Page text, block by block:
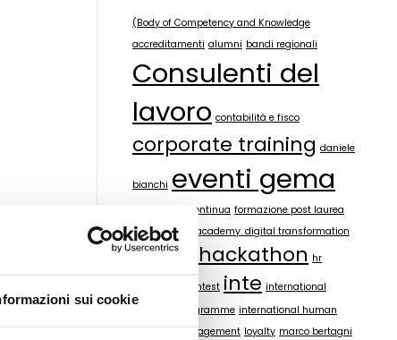
sui cookie
(Body of Competency and Knowledge
accreditamenti alumni bandi regionali
Consulenti del
lavoro contabilità e fisco
corporate training daniele
bianchi eventi gema
formazione continua formazione post laurea
gema digital academy. digital transformation
hackathon hr
innovation contest inte international
executive programme international human
resource management loyalty marco bertagni